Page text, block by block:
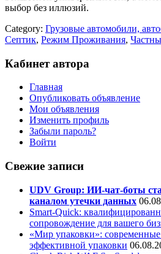
выбор без иллюзий.
Category: Грузовые автомобили,
Септик, Режим Проживания,
Кабинет автора
Главная
Опубликовать объявление
Мои объявления
Изменить профиль
Забыли пароль?
Войти
Свежие записи
UDV Group: ИИ-чат-боты
каналом утечки данных
Smart-Quick:
сопровождение для вашего
«Мир упаковки»:
эффективной упаковки